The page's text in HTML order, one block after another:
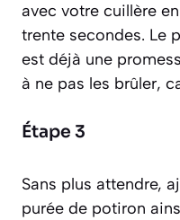
avec votre cuillère
trente secondes. Le
est déjà une
à ne pas les brûler,
Étape 3
Sans plus attendre,
purée de potiron